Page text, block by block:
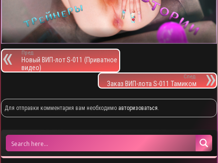
Пред.
Новый ВИП-лот S-011 (Приватное
видео)
След.
Заказ ВИП-лота S-011 Тамиком
Для отправки комментария вам необходимо авторизоваться.